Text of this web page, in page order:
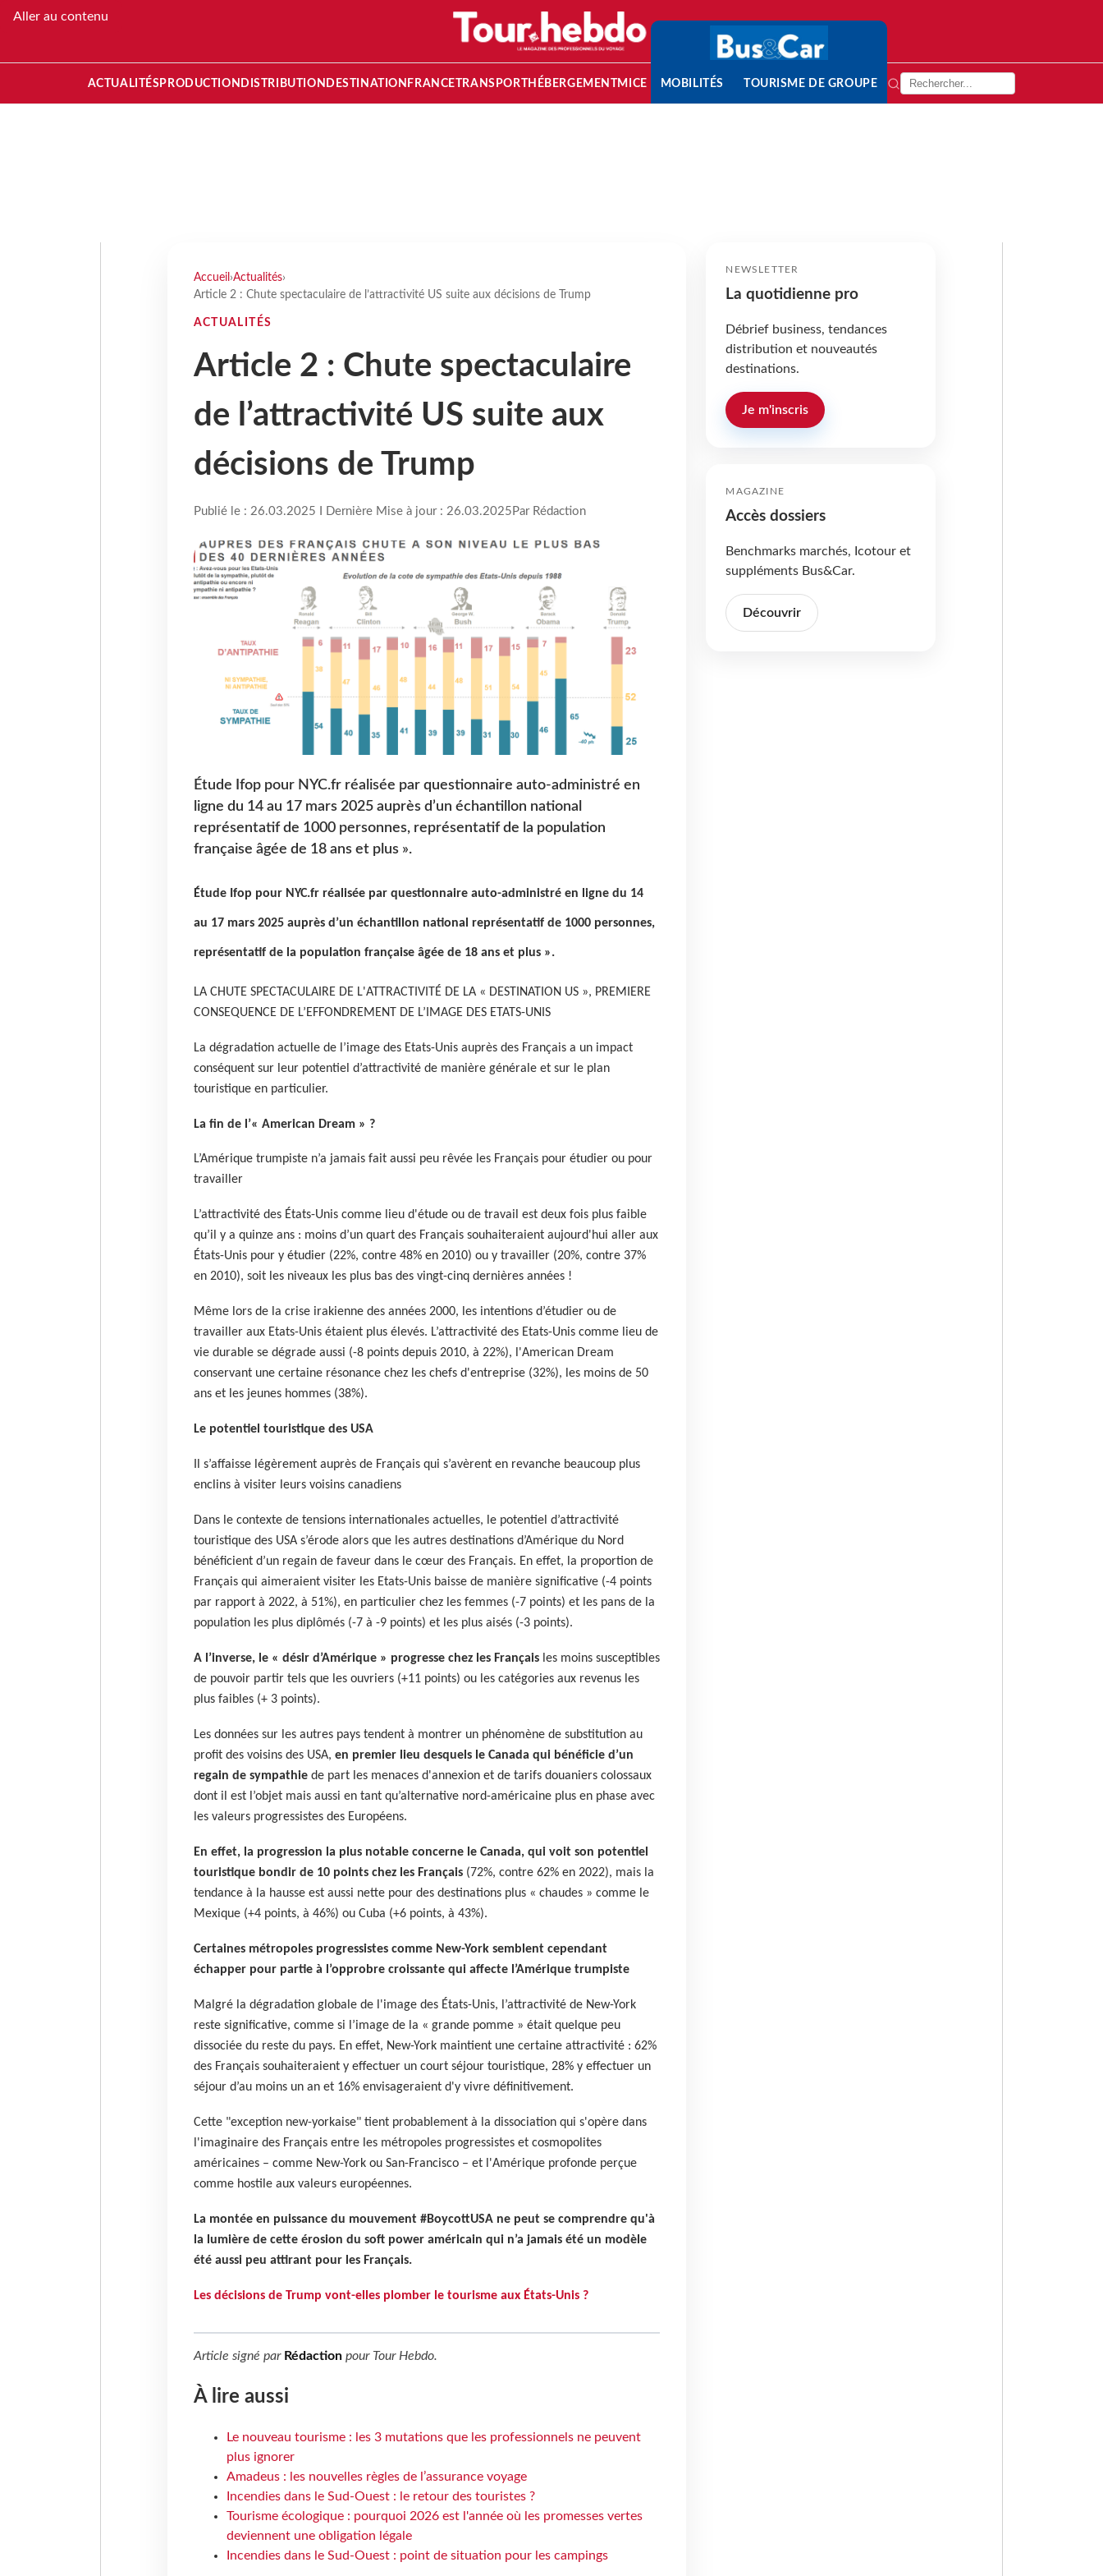
Aller au contenu
ACTUALITÉS PRODUCTION DISTRIBUTION DESTINATION FRANCETRANSPORT HÉBERGEMENTMICE MOBILITÉS TOURISME DE GROUPE
Accueil ›Actualités›
Article 2 : Chute spectaculaire de l’attractivité US suite aux décisions de Trump
ACTUALITÉS
Article 2 : Chute spectaculaire
de l’attractivité US suite aux
décisions de Trump
Publié le : 26.03.2025 I Dernière Mise à jour : 26.03.2025 Par Rédaction
Étude Ifop pour NYC.fr réalisée par questionnaire auto-administré en
ligne du 14 au 17 mars 2025 auprès d’un échantillon national
représentatif de 1000 personnes, représentatif de la population
française âgée de 18 ans et plus ».
Étude Ifop pour NYC.fr réalisée par questionnaire auto-administré en ligne du 14
au 17 mars 2025 auprès d’un échantillon national représentatif de 1000 personnes,
représentatif de la population française âgée de 18 ans et plus ».
LA CHUTE SPECTACULAIRE DE L'ATTRACTIVITÉ DE LA « DESTINATION US », PREMIERE
CONSEQUENCE DE L’EFFONDREMENT DE L’IMAGE DES ETATS-UNIS
La dégradation actuelle de l’image des Etats-Unis auprès des Français a un impact
conséquent sur leur potentiel d’attractivité de manière générale et sur le plan
touristique en particulier.
La fin de l’« American Dream » ?
L’Amérique trumpiste n’a jamais fait aussi peu rêvée les Français pour étudier ou pour
travailler
L’attractivité des États-Unis comme lieu d'étude ou de travail est deux fois plus faible
qu’il y a quinze ans : moins d’un quart des Français souhaiteraient aujourd'hui aller aux
États-Unis pour y étudier (22%, contre 48% en 2010) ou y travailler (20%, contre 37%
en 2010), soit les niveaux les plus bas des vingt-cinq dernières années !
Même lors de la crise irakienne des années 2000, les intentions d’étudier ou de
travailler aux Etats-Unis étaient plus élevés. L’attractivité des Etats-Unis comme lieu de
vie durable se dégrade aussi (-8 points depuis 2010, à 22%), l'American Dream
conservant une certaine résonance chez les chefs d'entreprise (32%), les moins de 50
ans et les jeunes hommes (38%).
Le potentiel touristique des USA
Il s’affaisse légèrement auprès de Français qui s’avèrent en revanche beaucoup plus
enclins à visiter leurs voisins canadiens
Dans le contexte de tensions internationales actuelles, le potentiel d’attractivité
touristique des USA s’érode alors que les autres destinations d’Amérique du Nord
bénéficient d’un regain de faveur dans le cœur des Français. En effet, la proportion de
Français qui aimeraient visiter les Etats-Unis baisse de manière significative (-4 points
par rapport à 2022, à 51%), en particulier chez les femmes (-7 points) et les pans de la
population les plus diplômés (-7 à -9 points) et les plus aisés (-3 points).
A l’inverse, le « désir d’Amérique » progresse chez les Françaisles moins susceptibles
de pouvoir partir tels que les ouvriers (+11 points) ou les catégories aux revenus les
plus faibles (+ 3 points).
Les données sur les autres pays tendent à montrer un phénomène de substitution au
profit des voisins des USA, en premier lieu desquels le Canada qui bénéficie d’un
regain de sympathiede part les menaces d'annexion et de tarifs douaniers colossaux
dont il est l’objet mais aussi en tant qu’alternative nord-américaine plus en phase avec
les valeurs progressistes des Européens.
En effet, la progression la plus notable concerne le Canada, qui voit son potentiel
touristique bondir de 10 points chez les Français(72%, contre 62% en 2022), mais la
tendance à la hausse est aussi nette pour des destinations plus « chaudes » comme le
Mexique (+4 points, à 46%) ou Cuba (+6 points, à 43%).
Certaines métropoles progressistes comme New-York semblent cependant
échapper pour partie à l’opprobre croissante qui affecte l’Amérique trumpiste
Malgré la dégradation globale de l'image des États-Unis, l’attractivité de New-York
reste significative, comme si l’image de la « grande pomme » était quelque peu
dissociée du reste du pays. En effet, New-York maintient une certaine attractivité : 62%
des Français souhaiteraient y effectuer un court séjour touristique, 28% y effectuer un
séjour d’au moins un an et 16% envisageraient d'y vivre définitivement.
Cette "exception new-yorkaise" tient probablement à la dissociation qui s'opère dans
l'imaginaire des Français entre les métropoles progressistes et cosmopolites
américaines – comme New-York ou San-Francisco – et l'Amérique profonde perçue
comme hostile aux valeurs européennes.
La montée en puissance du mouvement #BoycottUSA ne peut se comprendre qu'à
la lumière de cette érosion du soft power américain qui n’a jamais été un modèle
été aussi peu attirant pour les Français.
Les décisions de Trump vont-elles plomber le tourisme aux États-Unis ?
Article signé par Rédactionpour Tour Hebdo.
À lire aussi
Le nouveau tourisme : les 3 mutations que les professionnels ne peuvent
plus ignorer
Amadeus : les nouvelles règles de l’assurance voyage
Incendies dans le Sud-Ouest : le retour des touristes ?
Tourisme écologique : pourquoi 2026 est l'année où les promesses vertes
deviennent une obligation légale
Incendies dans le Sud-Ouest : point de situation pour les campings
NEWSLETTER
La quotidienne pro
Débrief business, tendances
distribution et nouveautés
destinations.
Je m'inscris
MAGAZINE
Accès dossiers
Benchmarks marchés, Icotour et
suppléments Bus&Car.
Découvrir